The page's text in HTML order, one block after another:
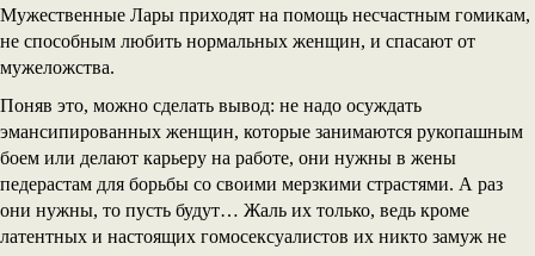
Мужественные Лары приходят на помощь несчастным гомикам,
не способным любить нормальных женщин, и спасают от
мужеложства.
Поняв это, можно сделать вывод: не надо осуждать
эмансипированных женщин, которые занимаются рукопашным
боем или делают карьеру на работе, они нужны в жены
педерастам для борьбы со своими мерзкими страстями. А раз
они нужны, то пусть будут… Жаль их только, ведь кроме
латентных и настоящих гомосексуалистов их никто замуж не